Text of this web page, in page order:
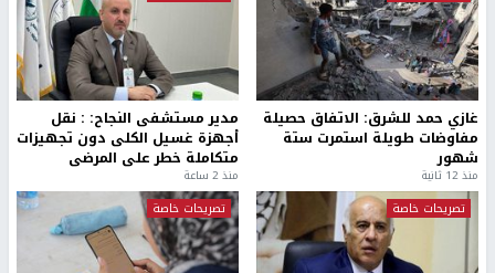
غازي حمد للشرق: الاتفاق حصيلة
مفاوضات طويلة استمرت ستة
شهور
منذ 12 ثانية
مدير مستشفى النجاح: : نقل
أجهزة غسيل الكلى دون تجهيزات
متكاملة خطر على المرضى
منذ 2 ساعة
تصريحات خاصة
تصريحات خاصة